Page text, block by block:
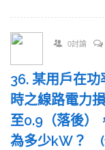
0討論
36. 某用戶在功
時之線路電力
至0.9（落後）
為多少kW？